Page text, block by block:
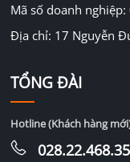
Mã số doanh
Địa chỉ: 17 Nguyễn
TỔNG ĐÀI
Hotline (Khách hàng